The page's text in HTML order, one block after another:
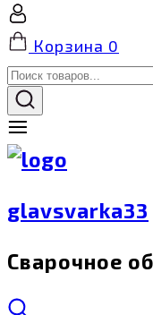
Корзина 0
glavsvarka33
Сварочное